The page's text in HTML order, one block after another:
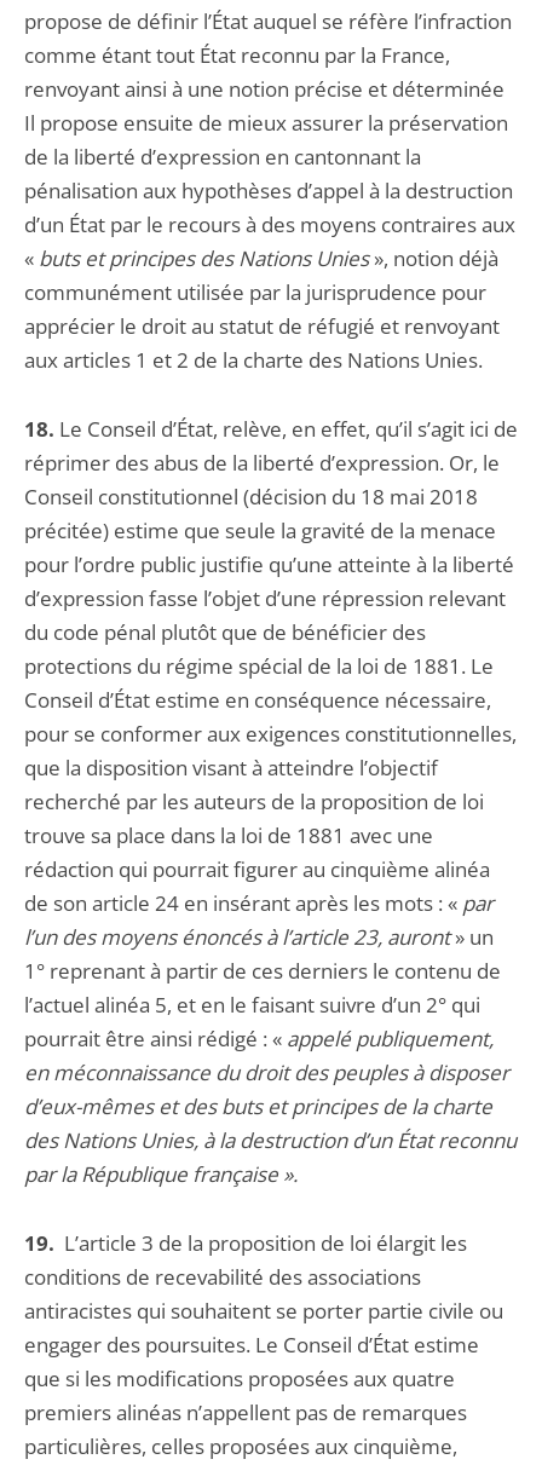
propose de définir l’État auquel se réfère l’infraction
comme étant tout État reconnu par la France,
renvoyant ainsi à une notion précise et déterminée
Il propose ensuite de mieux assurer la préservation
de la liberté d’expression en cantonnant la
pénalisation aux hypothèses d’appel à la destruction
d’un État par le recours à des moyens contraires aux
« buts et principes des Nations Unies», notion déjà
communément utilisée par la jurisprudence pour
apprécier le droit au statut de réfugié et renvoyant
aux articles 1 et 2 de la charte des Nations Unies.
18. Le Conseil d’État, relève, en effet, qu’il s’agit ici de
réprimer des abus de la liberté d’expression. Or, le
Conseil constitutionnel (décision du 18 mai 2018
précitée) estime que seule la gravité de la menace
pour l’ordre public justifie qu’une atteinte à la liberté
d’expression fasse l’objet d’une répression relevant
du code pénal plutôt que de bénéficier des
protections du régime spécial de la loi de 1881. Le
Conseil d’État estime en conséquence nécessaire,
pour se conformer aux exigences constitutionnelles,
que la disposition visant à atteindre l’objectif
recherché par les auteurs de la proposition de loi
trouve sa place dans la loi de 1881 avec une
rédaction qui pourrait figurer au cinquième alinéa
de son article 24 en insérant après les mots : « par
l’un des moyens énoncés à l’article 23, auront» un
1° reprenant à partir de ces derniers le contenu de
l’actuel alinéa 5, et en le faisant suivre d’un 2° qui
pourrait être ainsi rédigé : « appelé publiquement,
en méconnaissance du droit des peuples à disposer
d’eux-mêmes et des buts et principes de la charte
des Nations Unies, à la destruction d’un État reconnu
par la République française ».
19. L’article 3 de la proposition de loi élargit les
conditions de recevabilité des associations
antiracistes qui souhaitent se porter partie civile ou
engager des poursuites. Le Conseil d’État estime
que si les modifications proposées aux quatre
premiers alinéas n’appellent pas de remarques
particulières, celles proposées aux cinquième,